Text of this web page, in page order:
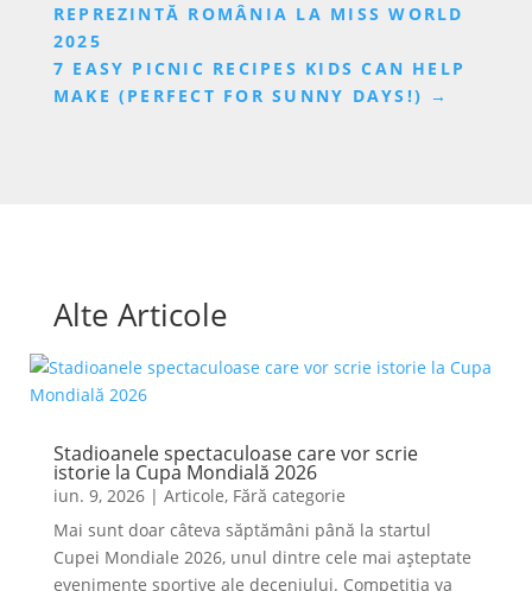
REPREZINTĂ ROMÂNIA LA MISS WORLD
2025
7 EASY PICNIC RECIPES KIDS CAN HELP
MAKE (PERFECT FOR SUNNY DAYS!) →
Alte Articole
Stadioanele spectaculoase care vor scrie
istorie la Cupa Mondială 2026
iun. 9, 2026| Articole, Fără categorie
Mai sunt doar câteva săptămâni până la startul
Cupei Mondiale 2026, unul dintre cele mai așteptate
evenimente sportive ale deceniului. Competiția va